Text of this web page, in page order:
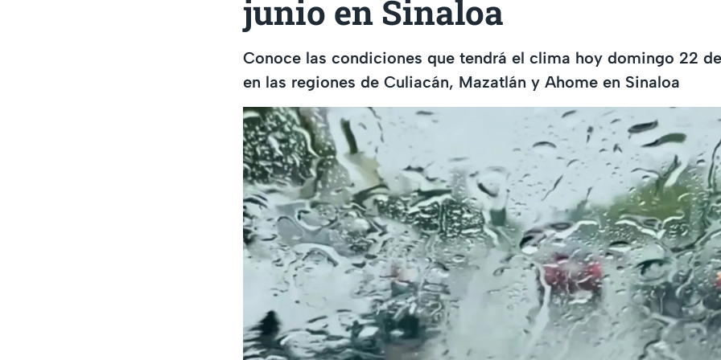
junio en Sinaloa
Conoce las condiciones que tendrá el clima hoy domingo 22
en las regiones de Culiacán, Mazatlán y Ahome en Sinaloa